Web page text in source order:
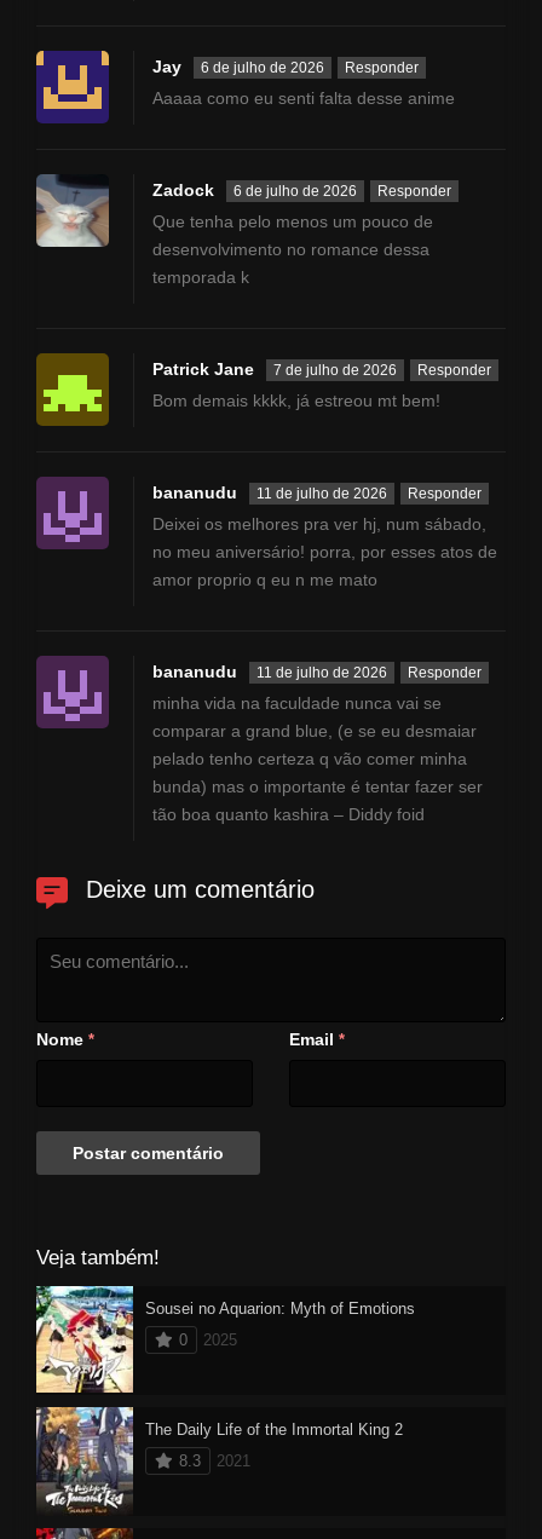
Jay 6 de julho de 2026 Responder
Aaaaa como eu senti falta desse anime
Zadock 6 de julho de 2026 Responder
Que tenha pelo menos um pouco de
desenvolvimento no romance dessa
temporada k
Patrick Jane 7 de julho de 2026 Responder
Bom demais kkkk, já estreou mt bem!
bananudu 11 de julho de 2026 Responder
Deixei os melhores pra ver hj, num sábado,
no meu aniversário! porra, por esses atos de
amor proprio q eu n me mato
bananudu 11 de julho de 2026 Responder
minha vida na faculdade nunca vai se
comparar a grand blue, (e se eu desmaiar
pelado tenho certeza q vão comer minha
bunda) mas o importante é tentar fazer ser
tão boa quanto kashira – Diddy foid
Deixe um comentário
Nome * Email *
Veja também!
Sousei no Aquarion: Myth of Emotions
0
2025
The Daily Life of the Immortal King 2
8.3
2021